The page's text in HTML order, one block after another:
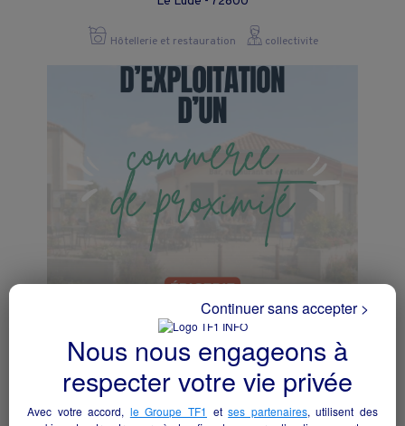
Hôtellerie et restauration collectivite
Projet d’exploitation d’un commerce de
proximité : épicerie, dépôt de pain, bar et
Rochetrejoux - 85510
Hôtellerie et restauration collectivite
Nous nous engageons à
respecter votre vie privée
Avec votre accord, le Groupe TF1 etses partenaires, utilisent des
Continuer sans accepter >